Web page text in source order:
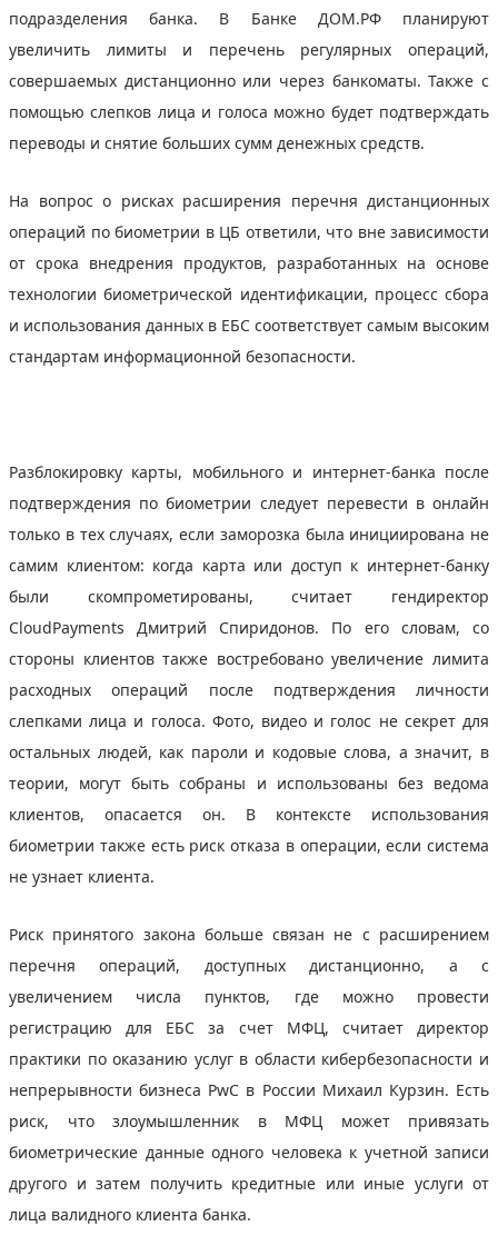
подразделения банка. В Банке ДОМ.РФ планируют
увеличить лимиты и перечень регулярных операций,
совершаемых дистанционно или через банкоматы. Также с
помощью слепков лица и голоса можно будет подтверждать
переводы и снятие больших сумм денежных средств.
На вопрос о рисках расширения перечня дистанционных
операций по биометрии в ЦБ ответили, что вне зависимости
от срока внедрения продуктов, разработанных на основе
технологии биометрической идентификации, процесс сбора
и использования данных в ЕБС соответствует самым высоким
стандартам информационной безопасности.
Разблокировку карты, мобильного и интернет-банка после
подтверждения по биометрии следует перевести в онлайн
только в тех случаях, если заморозка была инициирована не
самим клиентом: когда карта или доступ к интернет-банку
были скомпрометированы, считает гендиректор
CloudPayments Дмитрий Спиридонов. По его словам, со
стороны клиентов также востребовано увеличение лимита
расходных операций после подтверждения личности
слепками лица и голоса. Фото, видео и голос не секрет для
остальных людей, как пароли и кодовые слова, а значит, в
теории, могут быть собраны и использованы без ведома
клиентов, опасается он. В контексте использования
биометрии также есть риск отказа в операции, если система
не узнает клиента.
Риск принятого закона больше связан не с расширением
перечня операций, доступных дистанционно, а с
увеличением числа пунктов, где можно провести
регистрацию для ЕБС за счет МФЦ, считает директор
практики по оказанию услуг в области кибербезопасности и
непрерывности бизнеса PwC в России Михаил Курзин. Есть
риск, что злоумышленник в МФЦ может привязать
биометрические данные одного человека к учетной записи
другого и затем получить кредитные или иные услуги от
лица валидного клиента банка.